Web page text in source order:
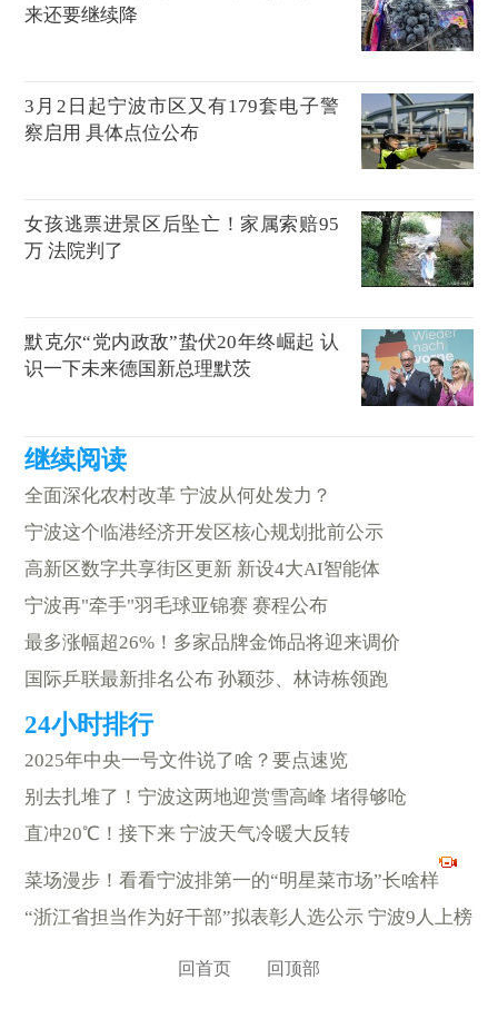
来还要继续降
3月2日起宁波市区又有179套电子警
察启用 具体点位公布
女孩逃票进景区后坠亡！家属索赔95
万 法院判了
默克尔“党内政敌”蛰伏20年终崛起 认
识一下未来德国新总理默茨
全面深化农村改革 宁波从何处发力？
宁波这个临港经济开发区核心规划批前公示
高新区数字共享街区更新 新设4大AI智能体
宁波再"牵手"羽毛球亚锦赛 赛程公布
最多涨幅超26%！多家品牌金饰品将迎来调价
国际乒联最新排名公布 孙颖莎、林诗栋领跑
2025年中央一号文件说了啥？要点速览
别去扎堆了！宁波这两地迎赏雪高峰 堵得够呛
直冲20℃！接下来 宁波天气冷暖大反转
菜场漫步！看看宁波排第一的“明星菜市场”长啥样
“浙江省担当作为好干部”拟表彰人选公示 宁波9人上榜
回首页 回顶部